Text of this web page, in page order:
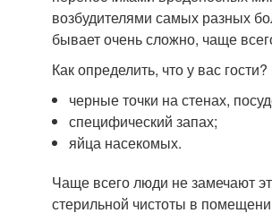
возбудителями самых разных
бывает очень сложно, чаще
Как определить, что у вас
черные точки на стенах,
специфический запах;
яйца насекомых.
Чаще всего люди не замечают
стерильной чистоты в